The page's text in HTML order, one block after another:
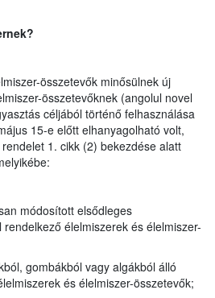
összetevők minősülnek új
összetevőknek (angolul novel
céljából történő felhasználása
15-e előtt elhanyagolható volt,
1. cikk (2) bekezdése alatt
módosított elsődleges
élelmiszerek és élelmiszer-
gombákból vagy algákból álló
és élelmiszer-összetevők;